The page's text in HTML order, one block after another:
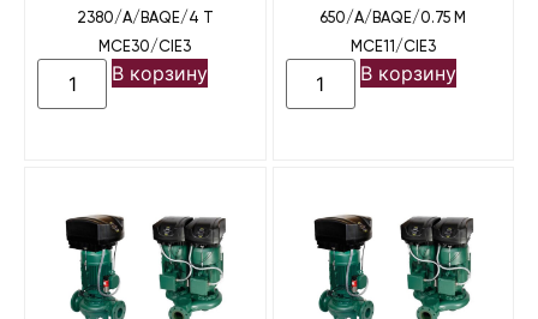
2380/A/BAQE/4 T
MCE30/CIE3
В корзину
650/A/BAQE/0.75 M
MCE11/CIE3
В корзину